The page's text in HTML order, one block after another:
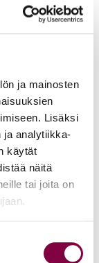
ja mainosten
Lisäksi
ja analytiikka-
käytät
näitä
tai joita on
pystyi
ilman alan
johtavien
ydintoimintona
uudella